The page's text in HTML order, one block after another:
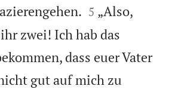


5 „Also,
zwei! Ich hab das
dass euer Vater
gut auf mich zu